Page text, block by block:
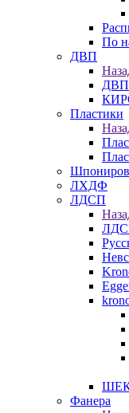
По
ДВП
ДВП
Пластики
ЛХДФ
ЛДСП
Фанера